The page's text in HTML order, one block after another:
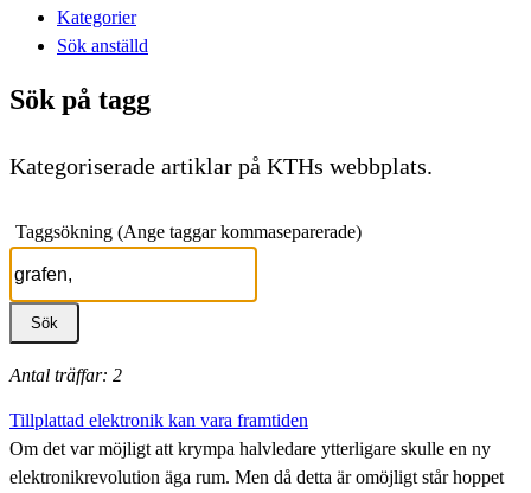
Kategorier
Sök anställd
Sök på tagg
Kategoriserade artiklar på KTHs webbplats.
Taggsökning (Ange taggar kommaseparerade)
Antal träffar: 2
Tillplattad elektronik kan vara framtiden
Om det var möjligt att krympa halvledare ytterligare skulle en ny
elektronikrevolution äga rum. Men då detta är omöjligt står hoppet